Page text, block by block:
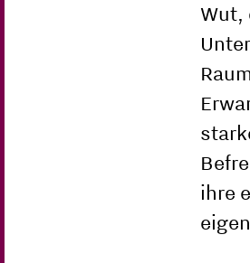
Wut,
ihre